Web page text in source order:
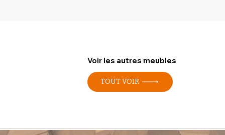
Voir les autres meubles
TOUT VOIR